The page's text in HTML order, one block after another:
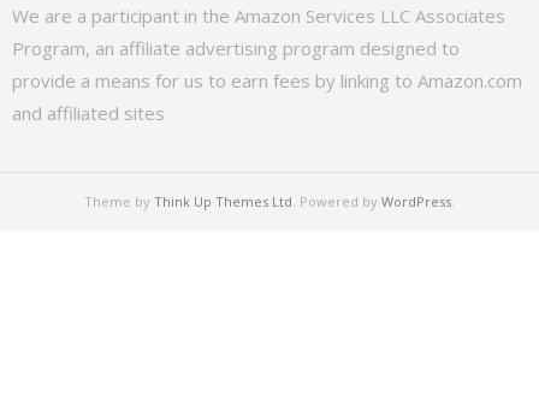
We are a participant in the Amazon Services LLC Associates
Program, an affiliate advertising program designed to
provide a means for us to earn fees by linking to Amazon.com
and affiliated sites
Theme by Think Up Themes Ltd . Powered by WordPress